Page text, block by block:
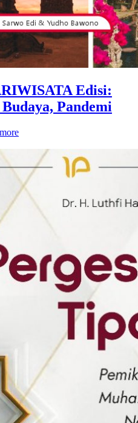
Edisi:
Pandemi